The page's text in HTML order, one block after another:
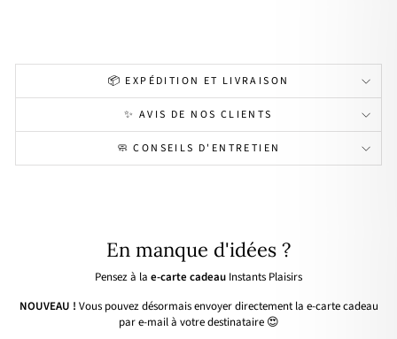
📦 EXPÉDITION ET LIVRAISON
✨ AVIS DE NOS CLIENTS
🧼 CONSEILS D'ENTRETIEN
En manque d'idées ?
Pensez à la e-carte cadeau Instants Plaisirs
NOUVEAU ! Vous pouvez désormais envoyer directement la e-carte cadeau
par e-mail à votre destinataire 😍